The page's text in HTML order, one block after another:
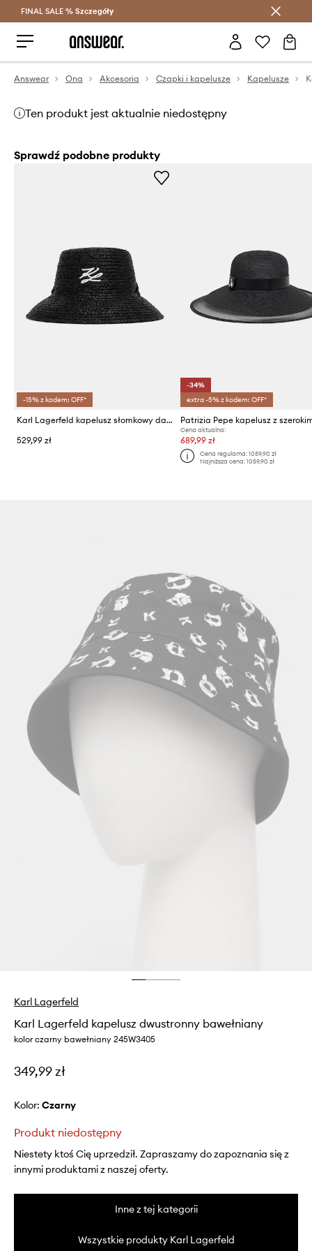
Oszczędzaj z Answear Club >
FINAL SALE % Szczegóły
Answear Ona Akcesoria Czapki i kapelusze Kapelusze
Ten produkt jest aktualnie niedostępny
Sprawdź podobne produkty
-15% z kodem: OFF*
Karl Lagerfeld kapelusz słomkowy damski K/AUTOGRAPH
529,99 zł
-34%
extra -5% z kodem: OFF*
Cena aktualna:
689,99 zł
Cena regularna: 1059,90 zł
Najniższa cena: 1059,90 zł
Karl Lagerfeld
Karl Lagerfeld kapelusz dwustronny bawełniany
kolor czarny bawełniany 245W3405
349,99 zł
Kolor: czarny
Produkt niedostępny
Niestety ktoś Cię uprzedził. Zapraszamy do zapoznania się z
innymi produktami z naszej oferty.
Inne z tej kategorii
Wszystkie produkty Karl Lagerfeld